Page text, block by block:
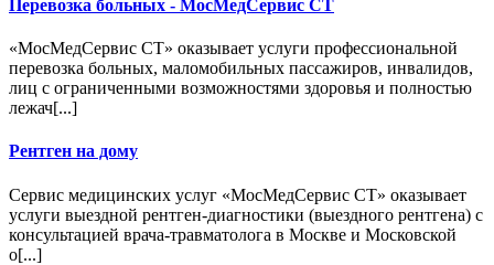
Перевозка больных - МосМедСервис СТ
«МосМедСервис СТ» оказывает услуги профессиональной
перевозка больных, маломобильных пассажиров, инвалидов,
лиц с ограниченными возможностями здоровья и полностью
лежач[...]
Рентген на дому
Сервис медицинских услуг «МосМедСервис СТ» оказывает
услуги выездной рентген-диагностики (выездного рентгена) с
консультацией врача-травматолога в Москве и Московской
о[...]